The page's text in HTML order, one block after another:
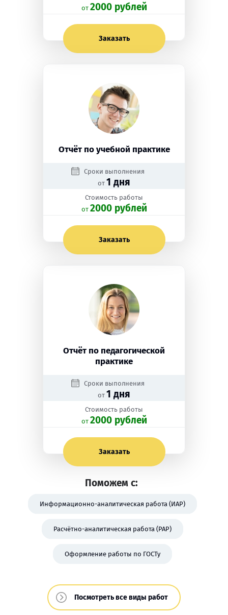
oт 2000 рублей
Заказать
Отчёт по учебной практике
Сроки выполнения
от 1 дня
Стоимость работы
oт 2000 рублей
Заказать
Отчёт по педагогической
практике
Сроки выполнения
от 1 дня
Стоимость работы
oт 2000 рублей
Заказать
Поможем с:
Информационно-аналитическая работа (ИАР)
Расчётно-аналитическая работа (РАР)
Оформление работы по ГОСТу
Посмотреть все виды работ